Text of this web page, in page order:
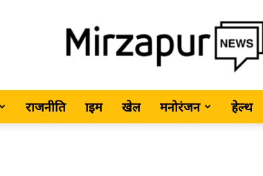
MirzapurNews.com
राजनीति क्राइम खेल मनोरंजन हेल्थ